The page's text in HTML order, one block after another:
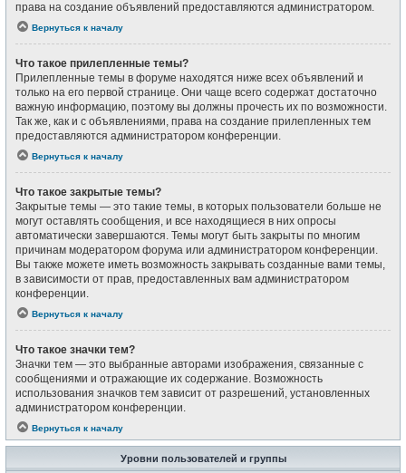
права на создание объявлений предоставляются администратором.
Вернуться к началу
Что такое прилепленные темы?
Прилепленные темы в форуме находятся ниже всех объявлений и
только на его первой странице. Они чаще всего содержат достаточно
важную информацию, поэтому вы должны прочесть их по возможности.
Так же, как и с объявлениями, права на создание прилепленных тем
предоставляются администратором конференции.
Вернуться к началу
Что такое закрытые темы?
Закрытые темы — это такие темы, в которых пользователи больше не
могут оставлять сообщения, и все находящиеся в них опросы
автоматически завершаются. Темы могут быть закрыты по многим
причинам модератором форума или администратором конференции.
Вы также можете иметь возможность закрывать созданные вами темы,
в зависимости от прав, предоставленных вам администратором
конференции.
Вернуться к началу
Что такое значки тем?
Значки тем — это выбранные авторами изображения, связанные с
сообщениями и отражающие их содержание. Возможность
использования значков тем зависит от разрешений, установленных
администратором конференции.
Вернуться к началу
Уровни пользователей и группы